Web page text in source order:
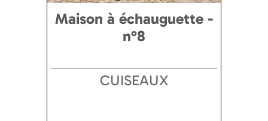
Maison à échauguette -
n°8
CUISEAUX